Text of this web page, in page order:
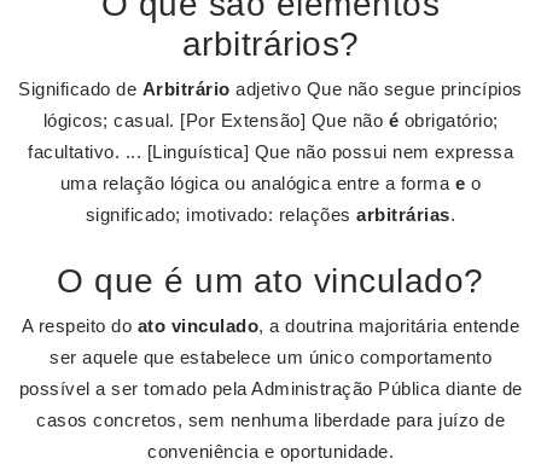
arbitrários?
Significado de Arbitrário adjetivo Que não segue princípios
lógicos; casual. [Por Extensão] Que não é obrigatório;
facultativo. ... [Linguística] Que não possui nem expressa
uma relação lógica ou analógica entre a forma e o
significado; imotivado: relaçõesarbitrárias.
O que é um ato vinculado?
A respeito do ato vinculado, a doutrina majoritária entende
ser aquele que estabelece um único comportamento
possível a ser tomado pela Administração Pública diante de
casos concretos, sem nenhuma liberdade para juízo de
conveniência e oportunidade.